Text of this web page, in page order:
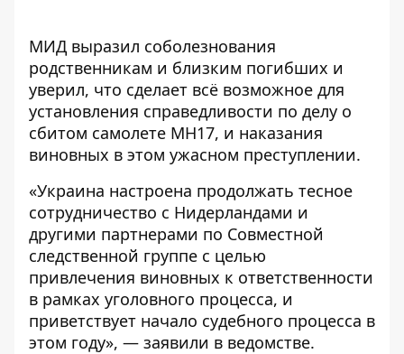
МИД выразил соболезнования
родственникам и близким погибших и
уверил, что сделает всё возможное для
установления справедливости по делу о
сбитом самолете МН17, и наказания
виновных в этом ужасном преступлении.
«Украина настроена продолжать тесное
сотрудничество с Нидерландами и
другими партнерами по Совместной
следственной группе с целью
привлечения виновных к ответственности
в рамках уголовного процесса, и
приветствует начало судебного процесса в
этом году», — заявили в ведомстве.